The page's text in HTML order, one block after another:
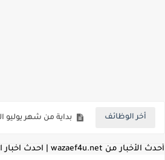
أخر الوظائف للمؤهلات العليا ..اعلان وظائف وزارة التنمية المحلية "
أحدث الأخبار من wazaef4u.net | احدث اخبار الوظائف